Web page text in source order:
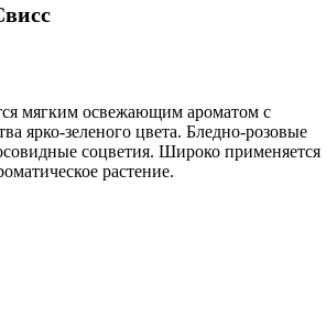
мягким освежающим ароматом с
ярко-зеленого цвета. Бледно-розовые
соцветия. Широко применяется
растение.